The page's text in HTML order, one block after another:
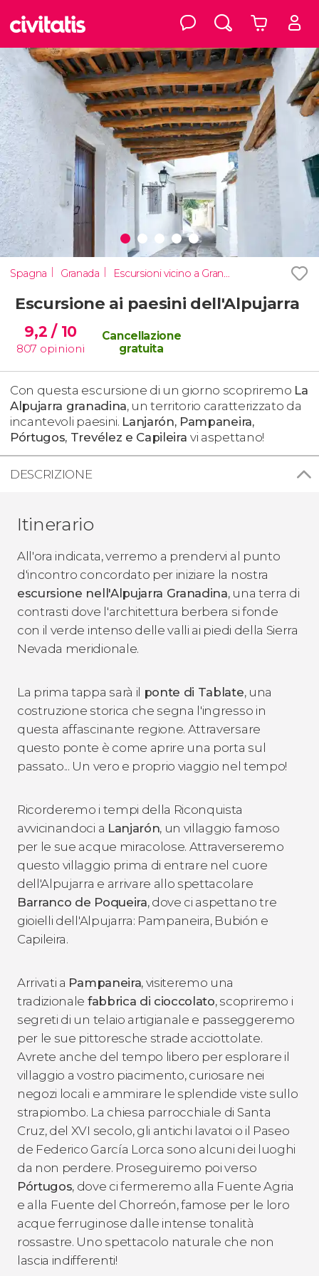
Spagna Granada Escursioni vicino a Granada
Escursione ai paesini dell'Alpujarra
9,2/ 10
807 opinioni
Cancellazione
gratuita
Con questa escursione di un giorno scopriremo La
Alpujarra granadina, un territorio caratterizzato da
incantevoli paesini. Lanjarón, Pampaneira,
Pórtugos, Trevélez e Capileiravi aspettano!
DESCRIZIONE
Itinerario
All'ora indicata, verremo a prendervi al punto
d'incontro concordato per iniziare la nostra
escursione nell'Alpujarra Granadina, una terra di
contrasti dove l'architettura berbera si fonde
con il verde intenso delle valli ai piedi della Sierra
Nevada meridionale.
La prima tappa sarà il ponte di Tablate, una
costruzione storica che segna l'ingresso in
questa affascinante regione. Attraversare
questo ponte è come aprire una porta sul
passato... Un vero e proprio viaggio nel tempo!
Ricorderemo i tempi della Riconquista
avvicinandoci a Lanjarón, un villaggio famoso
per le sue acque miracolose. Attraverseremo
questo villaggio prima di entrare nel cuore
dell'Alpujarra e arrivare allo spettacolare
Barranco de Poqueira, dove ci aspettano tre
gioielli dell'Alpujarra: Pampaneira, Bubión e
Capileira.
Arrivati a Pampaneira, visiteremo una
tradizionale fabbrica di cioccolato, scopriremo i
segreti di un telaio artigianale e passeggeremo
per le sue pittoresche strade acciottolate.
Avrete anche del tempo libero per esplorare il
villaggio a vostro piacimento, curiosare nei
negozi locali e ammirare le splendide viste sullo
strapiombo. La chiesa parrocchiale di Santa
Cruz, del XVI secolo, gli antichi lavatoi o il Paseo
de Federico García Lorca sono alcuni dei luoghi
da non perdere. Proseguiremo poi verso
Pórtugos, dove ci fermeremo alla Fuente Agria
e alla Fuente del Chorreón, famose per le loro
acque ferruginose dalle intense tonalità
rossastre. Uno spettacolo naturale che non
lascia indifferenti!